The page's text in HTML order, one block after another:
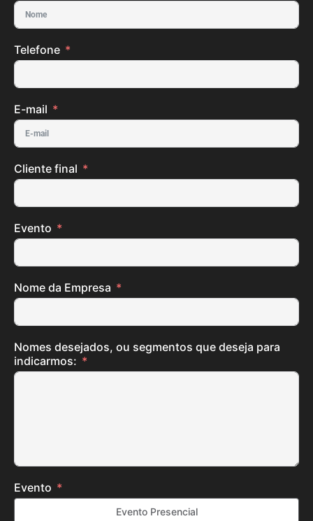
Telefone
E-mail
Cliente final
Evento
Nome da Empresa
Nomes desejados, ou segmentos que deseja para
indicarmos:
Evento
Evento Presencial